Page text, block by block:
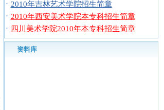
· 2010年吉林艺术学院招生简章
· 2010年西安美术学院本专科招生简章
· 四川美术学院2010年本专科招生简章
资料库